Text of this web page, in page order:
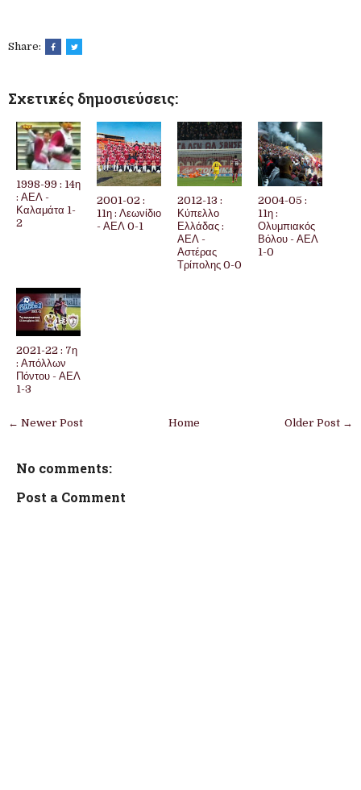
Share:
Σχετικές δημοσιεύσεις:
1998-99 : 14η
: ΑΕΛ -
Καλαμάτα 1-
2
2001-02 :
11η : Λεωνίδιο
- ΑΕΛ 0-1
2012-13 :
Κύπελλο
Ελλάδας :
ΑΕΛ -
Αστέρας
Τρίπολης 0-0
2004-05 :
11η :
Ολυμπιακός
Βόλου - ΑΕΛ
1-0
2021-22 : 7η
: Απόλλων
Πόντου - ΑΕΛ
1-3
← Newer Post Older Post →
Home
No comments:
Post a Comment